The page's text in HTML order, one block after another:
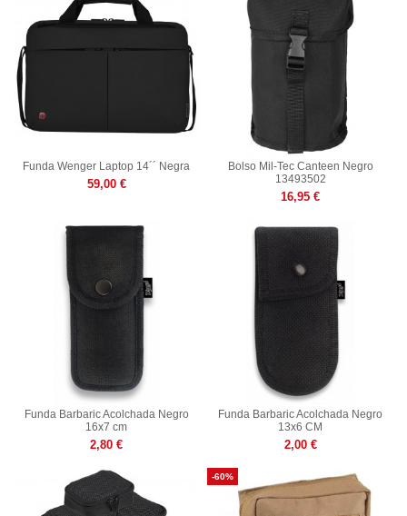
Funda Wenger Laptop 14´´ Negra
59,00 €
Bolso Mil-Tec Canteen Negro
13493502
16,95 €
Funda Barbaric Acolchada Negro
16x7 cm
2,80 €
Funda Barbaric Acolchada Negro
13x6 CM
2,00 €
-60%